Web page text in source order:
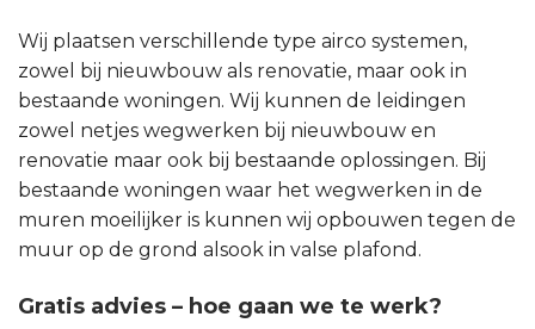
Wij plaatsen verschillende type airco systemen,
zowel bij nieuwbouw als renovatie, maar ook in
bestaande woningen. Wij kunnen de leidingen
zowel netjes wegwerken bij nieuwbouw en
renovatie maar ook bij bestaande oplossingen. Bij
bestaande woningen waar het wegwerken in de
muren moeilijker is kunnen wij opbouwen tegen de
muur op de grond alsook in valse plafond.
Gratis advies – hoe gaan we te werk?